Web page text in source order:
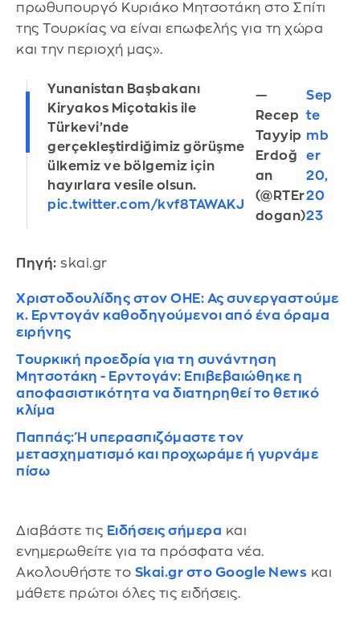
πρωθυπουργό Κυριάκο Μητσοτάκη στο Σπίτι
της Τουρκίας να είναι επωφελής για τη χώρα
και την περιοχή μας».
Yunanistan Başbakanı
Kiryakos Miçotakis ile
Türkevi’nde
gerçekleştirdiğimiz görüşme
ülkemiz ve bölgemiz için
hayırlara vesile olsun.
pic.twitter.com/kvf8TAWAKJ
—
Recep
Tayyip
Erdoğ
an
(@RTEr
dogan)
Sep
te
mb
er
20,
20
23
Πηγή: skai.gr
Χριστοδουλίδης στον ΟΗΕ: Ας συνεργαστούμε
κ. Ερντογάν καθοδηγούμενοι από ένα όραμα
ειρήνης
Τουρκική προεδρία για τη συνάντηση
Μητσοτάκη - Ερντογάν: Επιβεβαιώθηκε η
αποφασιστικότητα να διατηρηθεί το θετικό
κλίμα
Παππάς: Ή υπερασπιζόμαστε τον
μετασχηματισμό και προχωράμε ή γυρνάμε
πίσω
Διαβάστε τις Ειδήσεις σήμερα και
ενημερωθείτε για τα πρόσφατα νέα.
Ακολουθήστε το Skai.gr στο Google News και
μάθετε πρώτοι όλες τις ειδήσεις.